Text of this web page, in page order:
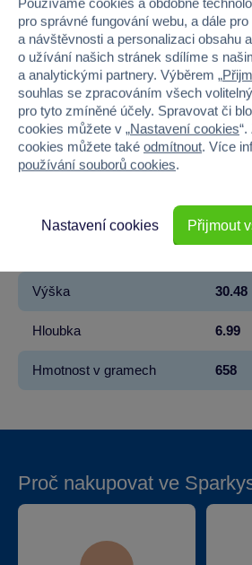
Kód produktu
Značka MGA
Řada
Věk od 3
Pohlaví
Výška 30.48
Hloubka 6.99
Hmotnost v gramech 658
Proč nakupovat ve
Používáme cookies a obdobné
pro správné fungování webu, a dále
a návštěvnosti a personalizaci obsahu
o užívání našich stránek sdílíme s
a analytickými partnery. Výběrem „
souhlas se zpracováním všech
pro tyto zmíněné účely. Spravovat či
cookies můžete v „Nastavení cookies
cookies můžete také odmítnout. Více
používání souborů cookies.
Nastavení cookies Přijmout